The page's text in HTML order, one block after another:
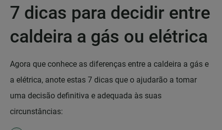
7 dicas para decidir entre
caldeira a gás ou elétrica
Agora que conhece as diferenças entre a caldeira a gás e
a elétrica, anote estas 7 dicas que o ajudarão a tomar
uma decisão definitiva e adequada às suas
circunstâncias: